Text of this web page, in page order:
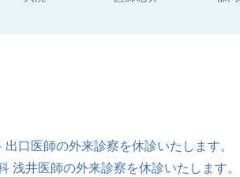
口医師の外来診察を休診いたします。
浅井医師の外来診察を休診いたします。